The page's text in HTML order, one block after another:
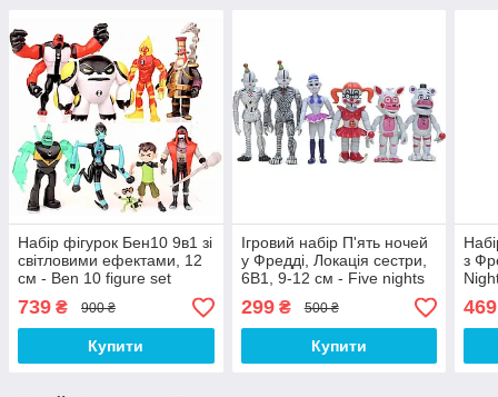
Набір фігурок Бен10 9в1 зі
світловими ефектами, 12
см - Ben 10 figure set
739 ₴ 900 ₴
Купити
Ігровий набір П'ять ночей
у Фредді, Локація сестри,
6В1, 9-12 см - Five nights
at freddy's Sister Location
299₴ 500 ₴
Купити
з
469